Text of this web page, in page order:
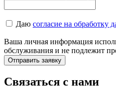
Даю согласие на обработку
Ваша личная информация
обслуживания и не подлежит
Связаться с нами